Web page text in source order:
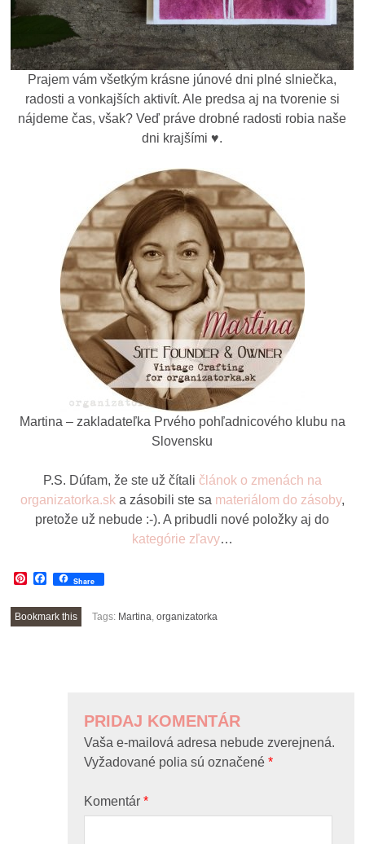
Prajem vám všetkým krásne júnové dni plné slniečka,
radosti a vonkajších aktivít. Ale predsa aj na tvorenie si
nájdeme čas, však? Veď práve drobné radosti robia naše
dni krajšími ♥.
Martina – zakladateľka Prvého pohľadnicového klubu na
Slovensku
P.S. Dúfam, že ste už čítali článok o zmenách na
organizatorka.ska zásobili ste sa materiálom do zásoby,
pretože už nebude :-). A pribudli nové položky aj do
kategórie zľavy…
Pinterest
Facebook
Share
Bookmark this Tags: Martina,organizatorka
PRIDAJ KOMENTÁR
Vaša e-mailová adresa nebude zverejnená.
Vyžadované polia sú označené*
Komentár*